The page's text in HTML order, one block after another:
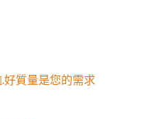
好質量是您的需求